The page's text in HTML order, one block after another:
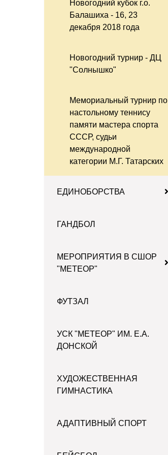
Новогодний кубок г.о.
Балашиха - 16, 23
декабря 2018 года
Новогодний турнир - ДЦ
"Солнышко"
Мемориальный турнир по
настольному теннису
памяти мастера спорта
СССР, судьи
международной
категории М.Г. Татарских
ЕДИНОБОРСТВА
ГАНДБОЛ
МЕРОПРИЯТИЯ В СШОР
"МЕТЕОР"
ФУТЗАЛ
УСК "МЕТЕОР" ИМ. Е.А.
ДОНСКОЙ
ХУДОЖЕСТВЕННАЯ
ГИМНАСТИКА
АДАПТИВНЫЙ СПОРТ